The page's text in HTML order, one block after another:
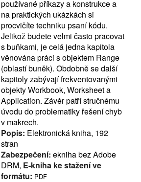
používané příkazy a konstrukce a
na praktických ukázkách si
procvičíte techniku psaní kódu.
Jelikož budete velmi často pracovat
s buňkami, je celá jedna kapitola
věnována práci s objektem Range
(oblastí buněk). Obdobně se další
kapitoly zabývají frekventovanými
objekty Workbook, Worksheet a
Application. Závěr patří stručnému
úvodu do problematiky řešení chyb
v makrech.
Popis: Elektronická kniha, 192
stran
Zabezpečení: ekniha bez Adobe
DRM, E-kniha ke stažení ve
formátu: PDF